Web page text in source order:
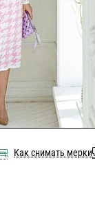
Как снимать мерки